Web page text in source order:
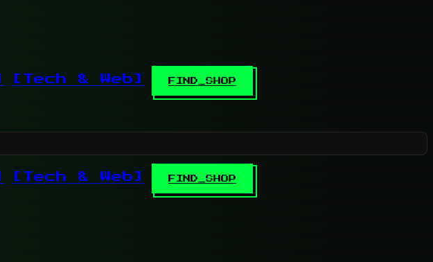
[Tech & Web] FIND_SHOP
[Tech & Web] FIND_SHOP